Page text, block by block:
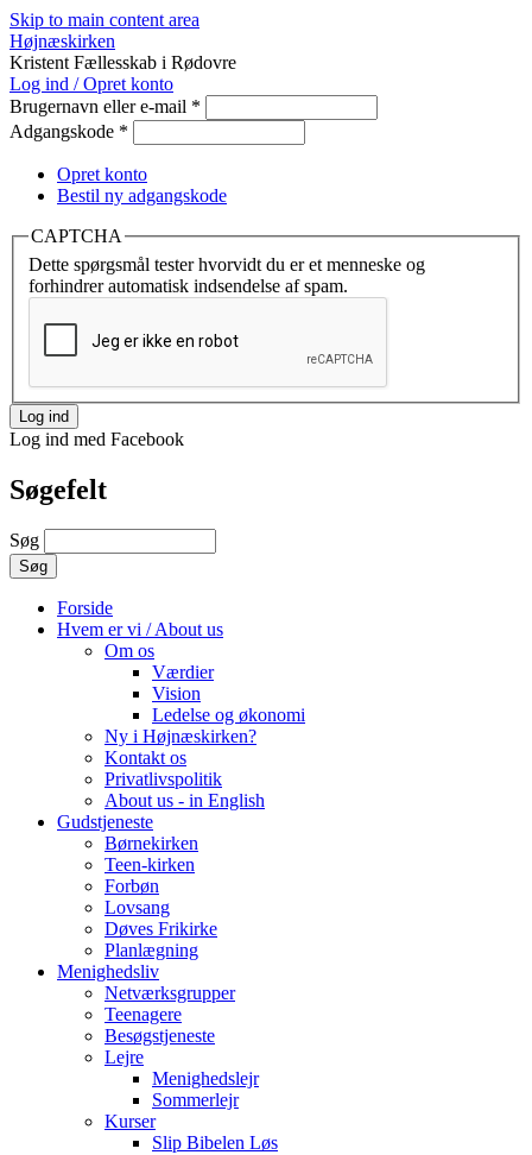
Skip to main content area
Højnæskirken
Kristent Fællesskab i Rødovre
Log ind / Opret konto
Brugernavn eller e-mail *
Adgangskode *
Opret konto
Bestil ny adgangskode
CAPTCHA
Dette spørgsmål tester hvorvidt du er et menneske og
forhindrer automatisk indsendelse af spam.
Log ind med Facebook
Søgefelt
Søg
Forside
Hvem er vi / About us
Om os
Værdier
Vision
Ledelse og økonomi
Ny i Højnæskirken?
Kontakt os
Privatlivspolitik
About us - in English
Gudstjeneste
Børnekirken
Teen-kirken
Forbøn
Lovsang
Døves Frikirke
Planlægning
Menighedsliv
Netværksgrupper
Teenagere
Besøgstjeneste
Lejre
Menighedslejr
Sommerlejr
Kurser
Slip Bibelen Løs